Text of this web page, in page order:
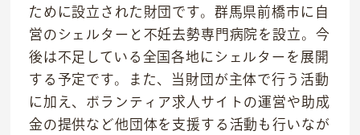
OFFICIAL SNS
dog cat
ために設立された財団です。群馬県前橋市に自
営のシェルターと不妊去勢専門病院を設立。今
後は不足している全国各地にシェルターを展開
する予定です。また、当財団が主体で行う活動
に加え、ボランティア求人サイトの運営や助成
金の提供など他団体を支援する活動も行いなが